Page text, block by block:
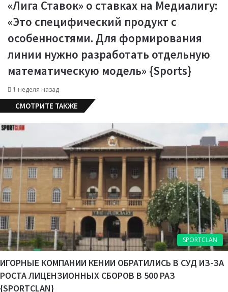
«Лига Ставок» о ставках на Медиалигу:
«Это специфический продукт с
особенностями. Для формирования
линии нужно разработать отдельную
математическую модель» {Sports}
1 неделя назад
СМОТРИТЕ ТАКЖЕ
l
s
e
SPORTCLAN
ИГОРНЫЕ КОМПАНИИ КЕНИИ ОБРАТИЛИСЬ В СУД ИЗ-ЗА
РОСТА ЛИЦЕНЗИОННЫХ СБОРОВ В 500 РАЗ
{SPORTCLAN}